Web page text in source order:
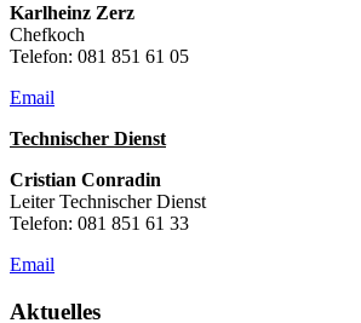
Karlheinz Zerz
Chefkoch
Telefon: 081 851 61 05
Email
Technischer Dienst
Cristian Conradin
Leiter Technischer Dienst
Telefon: 081 851 61 33
Email
Aktuelles